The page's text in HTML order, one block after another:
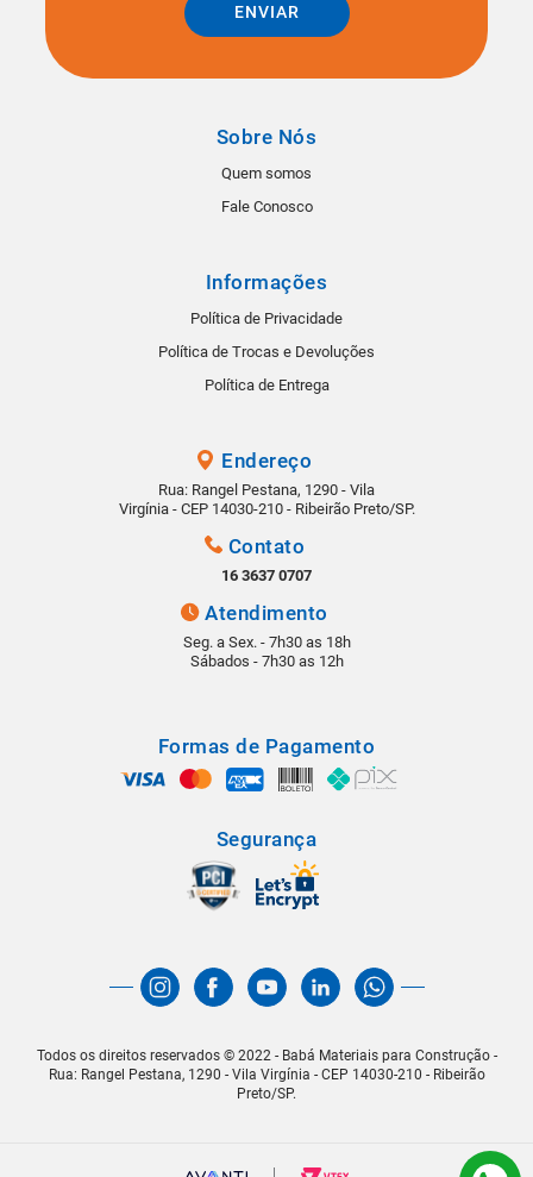
ENVIAR
Sobre Nós
Quem somos
Fale Conosco
Informações
Política de Privacidade
Política de Trocas e Devoluções
Política de Entrega
Endereço
Rua: Rangel Pestana, 1290 - Vila
Virgínia - CEP 14030-210 - Ribeirão Preto/SP.
Contato
16 3637 0707
Atendimento
Seg. a Sex. - 7h30 as 18h
Sábados - 7h30 as 12h
Formas de Pagamento
Segurança
Todos os direitos reservados © 2022 - Babá Materiais para Construção -
Rua: Rangel Pestana, 1290 - Vila Virgínia - CEP 14030-210 - Ribeirão
Preto/SP.